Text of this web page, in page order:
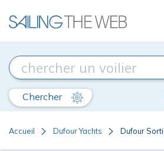
Chercher
Accueil Dufour Yachts Dufour